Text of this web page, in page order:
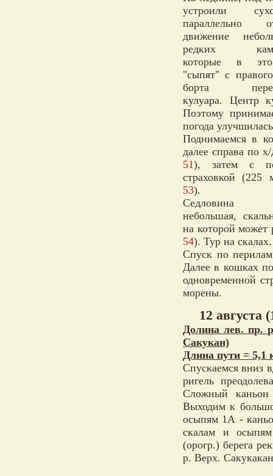
устроили
параллельно
движение
редких
которые в
"сыпят" с
борта
кулуара. Центр
Поэтому
погода
Поднимаемся в
далее справа по
51), затем с
страховкой (225
53).
Седловина
небольшая,
на которой может
54). Тур на
Спуск по
Далее в кошках
одновременной
морены.
12 августа
Долина лев. пр.
Сакукан)
Длина пути =
Спускаемся вниз
ригель
Сложный
Выходим к
осыпям 1А -
скалам и осыпям
(орогр.) берега
р. Верх.